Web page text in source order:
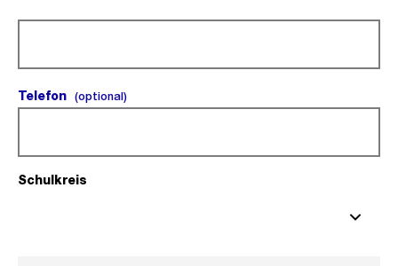
Telefon (optional)(optional).
Schulkreis